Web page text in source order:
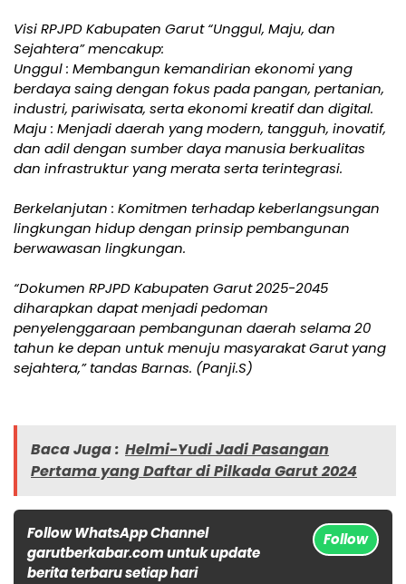
Visi RPJPD Kabupaten Garut “Unggul, Maju, dan
Sejahtera” mencakup:
Unggul : Membangun kemandirian ekonomi yang
berdaya saing dengan fokus pada pangan, pertanian,
industri, pariwisata, serta ekonomi kreatif dan digital.
Maju : Menjadi daerah yang modern, tangguh, inovatif,
dan adil dengan sumber daya manusia berkualitas
dan infrastruktur yang merata serta terintegrasi.
Berkelanjutan : Komitmen terhadap keberlangsungan
lingkungan hidup dengan prinsip pembangunan
berwawasan lingkungan.
“Dokumen RPJPD Kabupaten Garut 2025-2045
diharapkan dapat menjadi pedoman
penyelenggaraan pembangunan daerah selama 20
tahun ke depan untuk menuju masyarakat Garut yang
sejahtera,” tandas Barnas. (Panji.S)
Baca Juga : Helmi-Yudi Jadi Pasangan
Pertama yang Daftar di Pilkada Garut 2024
Follow WhatsApp Channel
garutberkabar.com untuk update
berita terbaru setiap hari
Follow